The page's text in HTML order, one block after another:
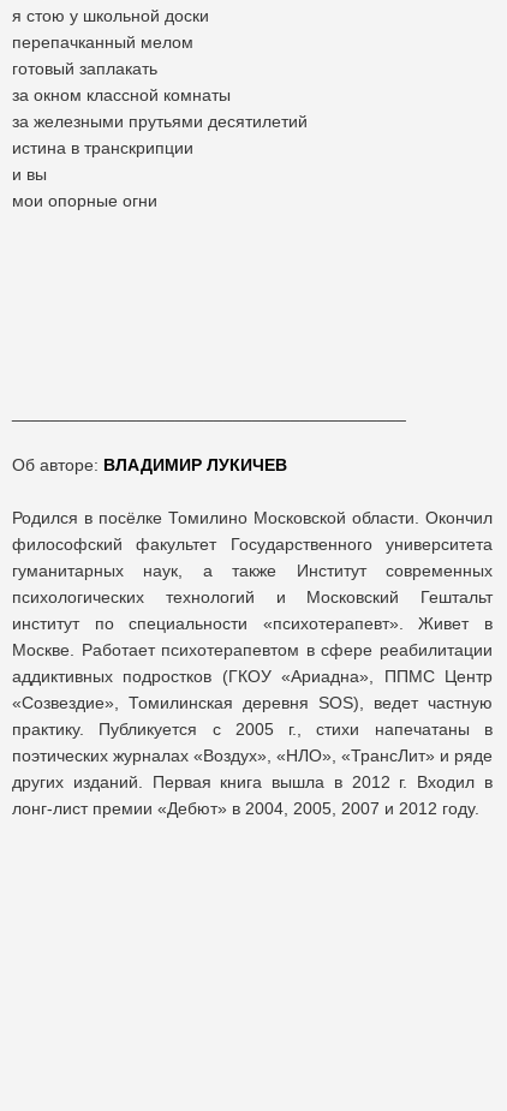
я стою у школьной доски
перепачканный мелом
готовый заплакать
за окном классной комнаты
за железными прутьями десятилетий
истина в транскрипции
и вы
мои опорные огни
Об авторе: ВЛАДИМИР ЛУКИЧЕВ
Родился в посёлке Томилино Московской области. Окончил
философский факультет Государственного университета
гуманитарных наук, а также Институт современных
психологических технологий и Московский Гештальт
институт по специальности «психотерапевт». Живет в
Москве. Работает психотерапевтом в сфере реабилитации
аддиктивных подростков (ГКОУ «Ариадна», ППМС Центр
«Созвездие», Томилинская деревня SOS), ведет частную
практику. Публикуется с 2005 г., стихи напечатаны в
поэтических журналах «Воздух», «НЛО», «ТрансЛит» и ряде
других изданий. Первая книга вышла в 2012 г. Входил в
лонг-лист премии «Дебют» в 2004, 2005, 2007 и 2012 году.